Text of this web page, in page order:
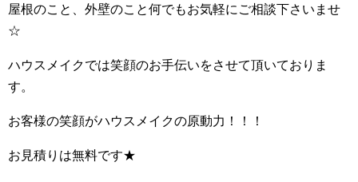
屋根のこと、外壁のこと何でもお気軽にご相談下さいませ
☆
ハウスメイクでは笑顔のお手伝いをさせて頂いておりま
す。
お客様の笑顔がハウスメイクの原動力！！！
お見積りは無料です★